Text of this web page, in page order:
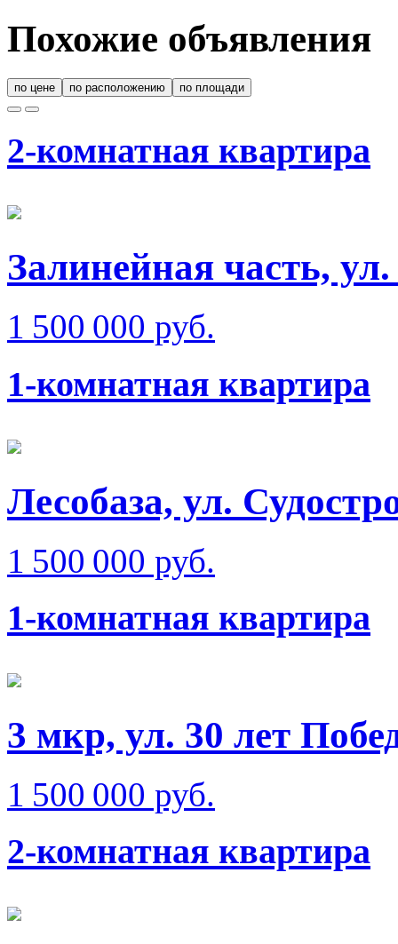
Похожие объявления
по цене по расположению по площади
2-комнатная квартира
Залинейная часть,
1 500 000 руб.
1-комнатная квартира
Лесобаза, ул.
1 500 000 руб.
1-комнатная квартира
3 мкр, ул. 30 лет
1 500 000 руб.
2-комнатная квартира